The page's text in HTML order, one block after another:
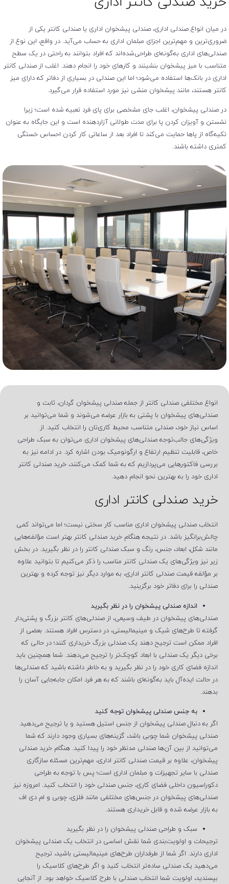
در میان انواع صندلی اداری، صندلی پیشخوان اداری یا صندلی کانتر یکی از
ضروری‌ترین و مهم‌ترین اجزای مبلمان اداری به‌ حساب می‌آید. در واقع، این نوع از
صندلی‌های اداری به‌گونه‌ای طراحی‌شده‌اند که افراد بتوانند به ‌راحتی در یک سطح
متناسب با میز پیشخوان بنشینند و کارهای خود را انجام دهند. اغلب از صندلی کانتر
اداری در بانک‌ها استفاده می‌شود؛ اما این صندلی در بسیاری از دفاتر که دارای میز
کانتر هستند، مانند پیشخوان منشی نیز مورد استفاده قرار می‌گیرد.
در صندلی پیشخوان، اغلب جای مشخصی برای پای فرد تعبیه ‌شده است؛ زیرا
نشستن و آویزان کردن پا برای مدت طولانی آزاردهنده است و این جایگاه به ‌عنوان
تکیه‌گاه‌ از پاها حمایت می‌کند تا افراد بعد از ساعاتی کار کردن احساس خستگی
کمتری داشته باشند.
انواع مختلفی صندلی کانتر از جمله صندلی پیشخوان گردان، ثابت و
صندلی‌های پیشخوان با پشتی به بازار عرضه می‌شوند و شما می‌توانید بر
اساس نیاز خود، صندلی متناسب محیط کاری‌تان را انتخاب کنید. از
ویژگی‌های جالب‌توجه صندلی‌های پیشخوان اداری می‌توان به سبک طراحی
خاص، قابلیت تنظیم ارتفاع و ارگونومیک بودن اشاره کرد. در ادامه نیز به
بررسی فاکتورهایی می‌پردازیم که به شما کمک می‌کنند، خرید صندلی کانتر
اداری خود را به بهترین نحو انجام دهید.
خرید صندلی کانتر اداری
انتخاب صندلی پیشخوان اداری مناسب کار سختی نیست؛ اما می‌تواند کمی
چالش‌برانگیز باشد. در نتیجه هنگام خرید صندلی کانتر بهتر است مؤلفه‌هایی
مانند شکل، ابعاد، جنس، رنگ و سبک صندلی کانتر را در نظر بگیرید. در بخش
زیر نیز ویژگی‌های یک صندلی کانتر مناسب را ذکر می‌کنیم تا بتوانید علاوه
بر مؤلفه قیمت صندلی کانتر اداری، به موارد دیگر نیز توجه کرده و بهترین
صندلی را برای دفاتر خود برگزینید.
اندازه صندلی پیشخوان را در نظر بگیرید
صندلی‌های پیشخوان در طیف وسیعی، از صندلی‌های کانتر بزرگ و پشتی‌دار
گرفته تا طرح‌های شیک و مینیمالیستی، در دسترس افراد هستند. بعضی از
افراد ممکن است ترجیح دهند یک صندلی بزرگ خریداری کنند؛ در حالی‌ که
برخی دیگر یک صندلی با ابعاد کوچک‌تر را ترجیح می‌دهند. شما همچنین باید
اندازه فضای کاری خود را در نظر بگیرید و به خاطر داشته باشید که صندلی‌ها
در حالت ایده‌آل باید به‌گونه‌ای باشند که به هر فرد امکان جابه‌جایی آسان را
بدهند.
به جنس صندلی پیشخوان توجه کنید
اگر به دنبال صندلی پیشخوان از جنس استیل هستید و یا ترجیح می‌دهید
صندلی پیشخوان شما چوبی باشد، گزینه‌های بسیاری وجود دارند که شما
می‌توانید از بین آن‌ها صندلی مدنظر خود را پیدا کنید. هنگام خرید صندلی
پیشخوان، علاوه بر قیمت صندلی کانتر اداری، مهم‌ترین مسئله سازگاری
صندلی با سایر تجهیزات و مبلمان اداری است؛ پس با توجه به طراحی
دکوراسیون داخلی فضای کاری، جنس صندلی خود را انتخاب کنید. امروزه نیز
صندلی‌های پیشخوان در جنس‌های مختلفی مانند فلزی، چوبی و ام دی اف
به بازار عرضه ‌شده و قابل خریداری هستند.
سبک و طراحی صندلی پیشخوان را در نظر بگیرید
ترجیحات و اولویت‌بندی شما نقش اساسی در انتخاب یک صندلی پیشخوان
اداری دارند. اگر شما از طرفداران طرح‌های مینیمالیستی باشید، ترجیح
می‌دهید یک صندلی ساده‌تر انتخاب کنید و اگر طرح‌های کلاسیک را
بپسندید، اولویت شما انتخاب صندلی با طرح کلاسیک خواهد بود. از آنجایی